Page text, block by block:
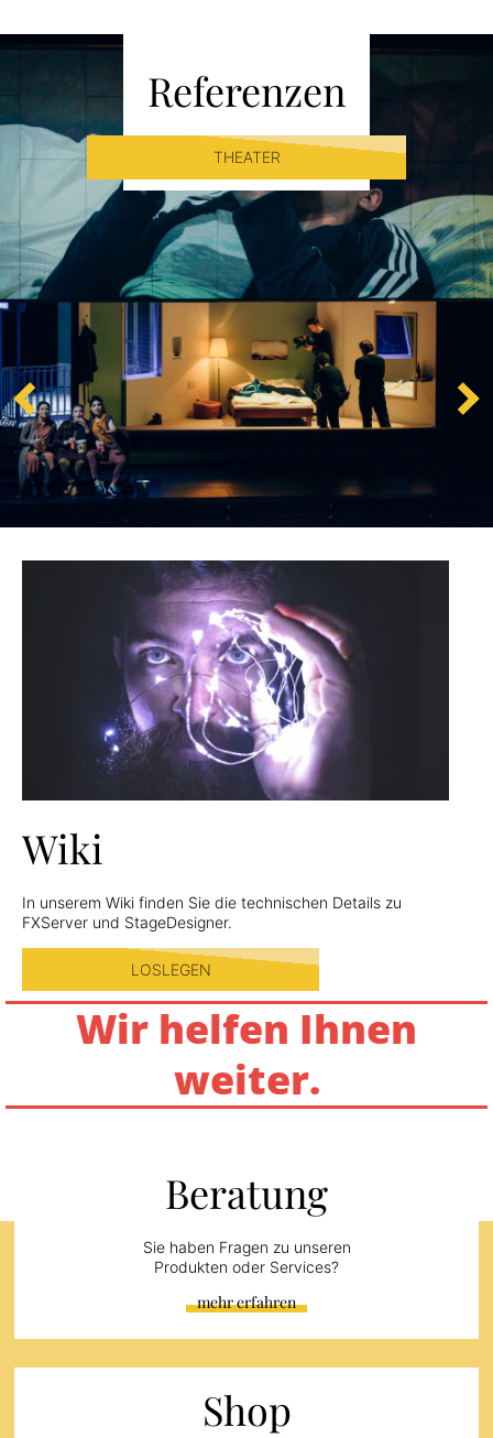
Referenzen
THEATER
Wiki
In unserem Wiki finden Sie die technischen Details zu
FXServer und StageDesigner.
LOSLEGEN
Wir helfen Ihnen
weiter.
Beratung
Sie haben Fragen zu unseren
Produkten oder Services?
mehr erfahren
Shop